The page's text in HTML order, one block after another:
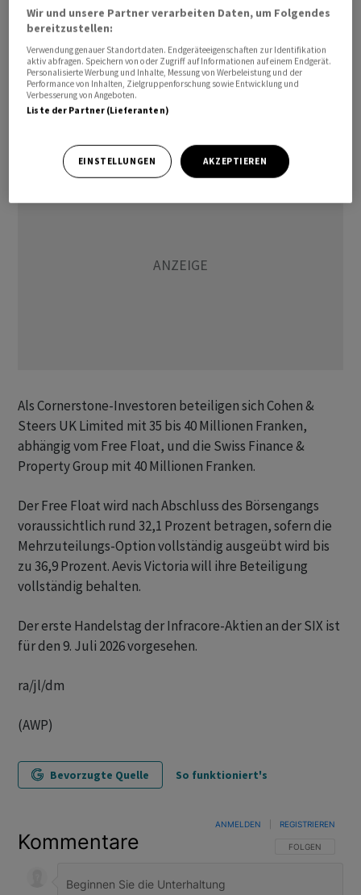
Der Gesellschaft sollen aus der Kapitalerhöhung brutto
rund 200 Millionen Franken zufliessen. Mit dem
Nettoerlös sollen insbesondere die Sale-and-
Leaseback-Pipeline und Entwicklungsprojekte
finanziert und Aktionärsdarlehen von rund 55,2
Als Cornerstone-Investoren beteiligen sich Cohen &
Steers UK Limited mit 35 bis 40 Millionen Franken,
abhängig vom Free Float, und die Swiss Finance &
Property Group mit 40 Millionen Franken.
Der Free Float wird nach Abschluss des Börsengangs
voraussichtlich rund 32,1 Prozent betragen, sofern die
Mehrzuteilungs-Option vollständig ausgeübt wird bis
zu 36,9 Prozent. Aevis Victoria will ihre Beteiligung
vollständig behalten.
Der erste Handelstag der Infracore-Aktien an der SIX ist
für den 9. Juli 2026 vorgesehen.
ra/jl/dm
(AWP)
Bevorzugte Quelle So funktioniert's
Kommentare FOLGE DIESER
FOLGEN
ANMELDEN REGISTRIEREN
Wir und unsere Partner verarbeiten Daten, um Folgendes
bereitzustellen:
Verwendung genauer Standortdaten. Endgeräteeigenschaften zur Identifikation
aktiv abfragen. Speichern von oder Zugriff auf Informationen auf einem Endgerät.
Personalisierte Werbung und Inhalte, Messung von Werbeleistung und der
Performance von Inhalten, Zielgruppenforschung sowie Entwicklung und
Verbesserung von Angeboten.
Liste der Partner (Lieferanten)
EINSTELLUNGEN AKZEPTIEREN